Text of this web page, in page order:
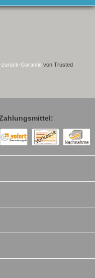
zurück-Garantievon Trusted